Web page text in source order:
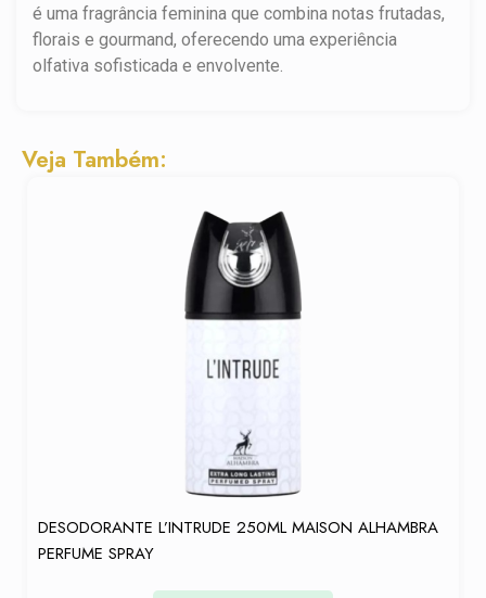
é uma fragrância feminina que combina notas frutadas,
florais e gourmand, oferecendo uma experiência
olfativa sofisticada e envolvente.
Veja Também:
DESODORANTE L’INTRUDE 250ML MAISON ALHAMBRA
PERFUME SPRAY